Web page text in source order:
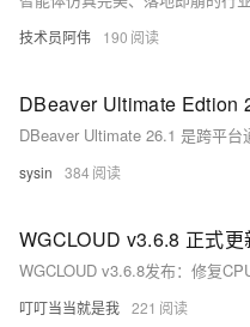
技术员阿伟 190
sysin 384
WGCLOUD v3.6.8 正式更
叮叮当当就是我 221